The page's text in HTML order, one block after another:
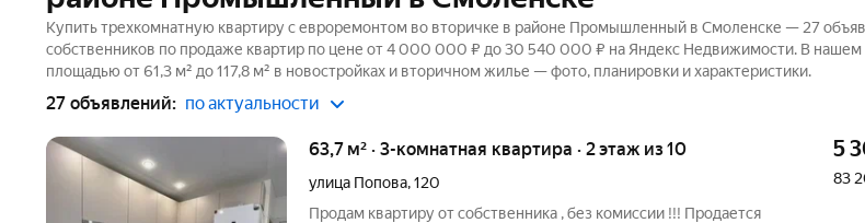
Купить трехкомнатную квартиру с евроремонтом во вторичке в районе Промышленный в Смоленске — 27
собственников по продаже квартир по цене от 4 000 000 ₽ до 30 540 000 ₽ на Яндекс Недвижимости. В нашем
площадью от 61,3 м² до 117,8 м² в новостройках и вторичном жилье — фото, планировки и характеристики.
27 объявлений: по актуальности
63,7 м² · 3-комнатная квартира · 2 этаж из 10
улица Попова,120
Продам квартиру от собственника , без комиссии !!! Продается
5
83